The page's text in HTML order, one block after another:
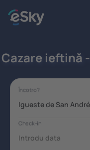
Cazare ieftină